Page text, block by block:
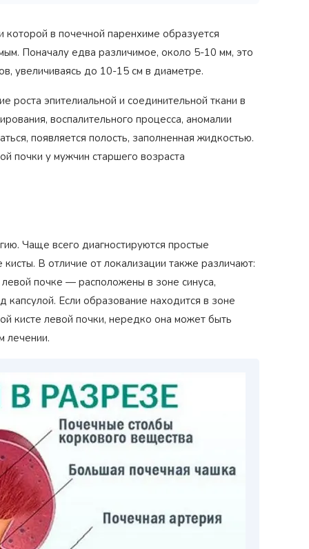
‹
которой в почечной паренхиме образуется
Поначалу едва различимое, около 5-10 мм, это
увеличиваясь до 10-15 см в диаметре.
роста эпителиальной и соединительной ткани в
воспалительного процесса, аномалии
появляется полость, заполненная жидкостью.
почки у мужчин старшего возраста
Чаще всего диагностируются простые
В отличие от локализации также различают:
почке — расположены в зоне синуса,
Если образование находится в зоне
кисте левой почки, нередко она может быть
лечении.